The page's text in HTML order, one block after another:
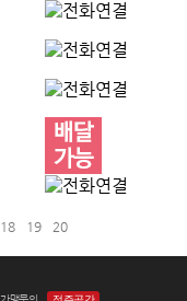
18 19 20